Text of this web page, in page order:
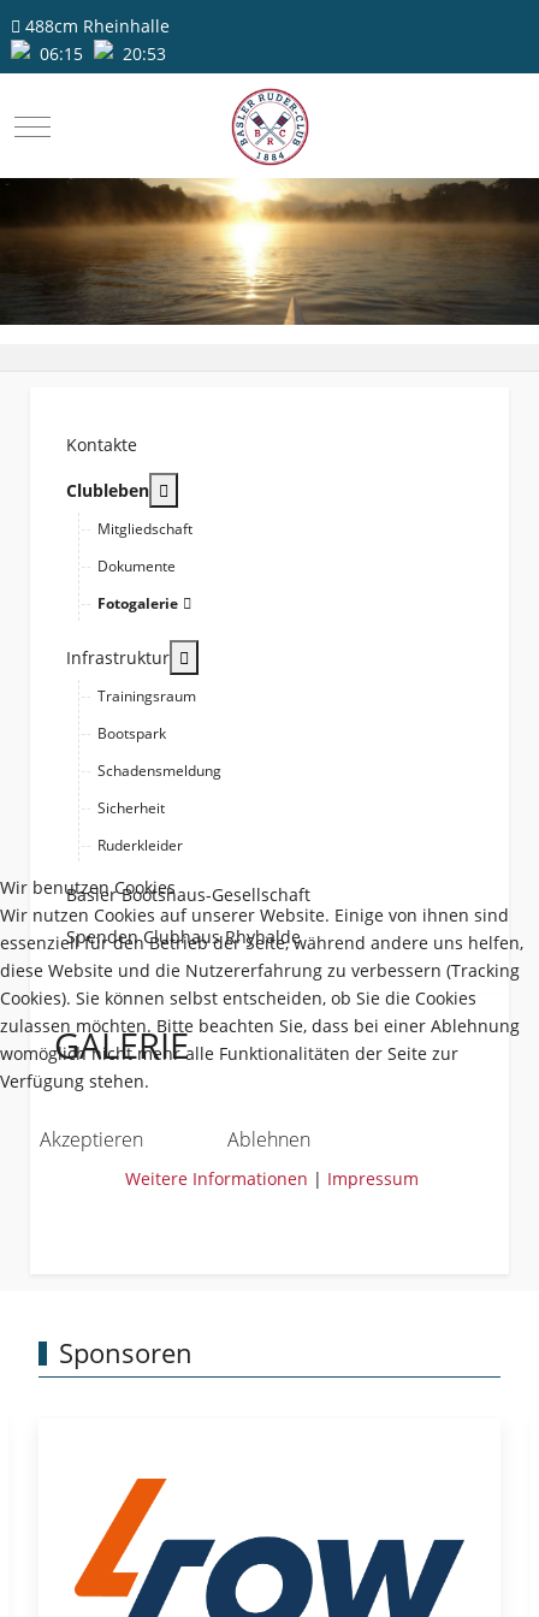
488cm Rheinhalle
06:15
20:53
Mobile Menu Toggle
Kontakte
Clubleben
Mitgliedschaft
Dokumente
Fotogalerie
Infrastruktur
Trainingsraum
Bootspark
Schadensmeldung
Sicherheit
Ruderkleider
Basler Bootshaus-Gesellschaft
Spenden Clubhaus Rhyhalde
GALERIE
Sponsoren
Wir benutzen Cookies
Wir nutzen Cookies auf unserer Website. Einige von ihnen sind
essenziell für den Betrieb der Seite, während andere uns helfen,
diese Website und die Nutzererfahrung zu verbessern (Tracking
Cookies). Sie können selbst entscheiden, ob Sie die Cookies
zulassen möchten. Bitte beachten Sie, dass bei einer Ablehnung
womöglich nicht mehr alle Funktionalitäten der Seite zur
Verfügung stehen.
Akzeptieren Ablehnen
Weitere Informationen | Impressum